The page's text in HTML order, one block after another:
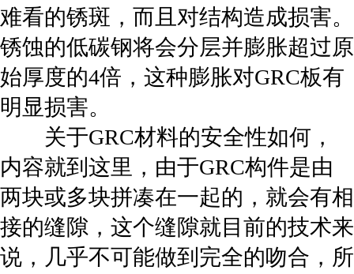
难看的锈斑，而且对结构造成损害。
锈蚀的低碳钢将会分层并膨胀超过原
始厚度的4倍，这种膨胀对GRC板有
明显损害。
关于GRC材料的安全性如何，
内容就到这里，由于GRC构件是由
两块或多块拼凑在一起的，就会有相
接的缝隙，这个缝隙就目前的技术来
说，几乎不可能做到完全的吻合，所